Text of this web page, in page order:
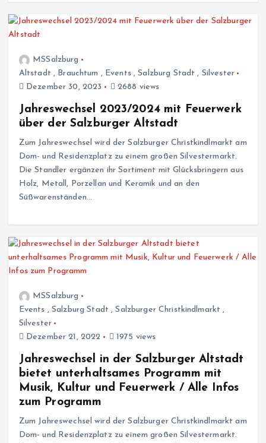
MSSalzburg
Altstadt , Brauchtum , Events,Salzburg Stadt , Silvester
Dezember 30, 2023
2688 views
Jahreswechsel 2023/2024 mit Feuerwerk
über der Salzburger Altstadt
Zum Jahreswechsel wird der Salzburger Christkindlmarkt am
Dom- und Residenzplatz zu einem großen Silvestermarkt.
Die Standler ergänzen ihr Sortiment mit Glücksbringern aus
Holz, Metall, Porzellan und Keramik und an den
Süßwarenständen…
MSSalzburg
Events , Salzburg Stadt ,Salzburger Christkindlmarkt ,
Silvester
Dezember 21, 2022
1975 views
Jahreswechsel in der Salzburger Altstadt
bietet unterhaltsames Programm mit
Musik, Kultur und Feuerwerk / Alle Infos
zum Programm
Zum Jahreswechsel wird der Salzburger Christkindlmarkt am
Dom- und Residenzplatz zu einem großen Silvestermarkt.